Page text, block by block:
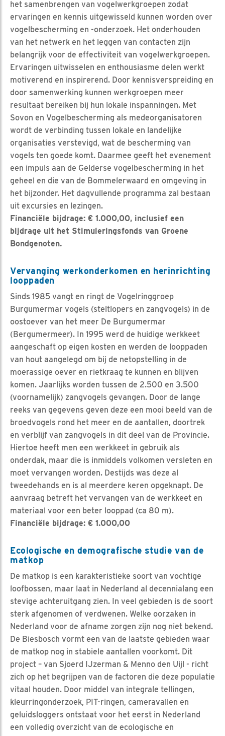
het samenbrengen van vogelwerkgroepen zodat
ervaringen en kennis uitgewisseld kunnen worden over
vogelbescherming en -onderzoek. Het onderhouden
van het netwerk en het leggen van contacten zijn
belangrijk voor de effectiviteit van vogelwerkgroepen.
Ervaringen uitwisselen en enthousiasme delen werkt
motiverend en inspirerend. Door kennisverspreiding en
door samenwerking kunnen werkgroepen meer
resultaat bereiken bij hun lokale inspanningen. Met
Sovon en Vogelbescherming als medeorganisatoren
wordt de verbinding tussen lokale en landelijke
organisaties verstevigd, wat de bescherming van
vogels ten goede komt. Daarmee geeft het evenement
een impuls aan de Gelderse vogelbescherming in het
geheel en die van de Bommelerwaard en omgeving in
het bijzonder. Het dagvullende programma zal bestaan
uit excursies en lezingen.
Financiële bijdrage: € 1.000,00, inclusief een
bijdrage uit het Stimuleringsfonds van Groene
Bondgenoten.
Vervanging werkonderkomen en herinrichting
looppaden
Sinds 1985 vangt en ringt de Vogelringgroep
Burgumermar vogels (steltlopers en zangvogels) in de
oostoever van het meer De Burgumermar
(Bergumermeer). In 1995 werd de huidige werkkeet
aangeschaft op eigen kosten en werden de looppaden
van hout aangelegd om bij de netopstelling in de
moerassige oever en rietkraag te kunnen en blijven
komen. Jaarlijks worden tussen de 2.500 en 3.500
(voornamelijk) zangvogels gevangen. Door de lange
reeks van gegevens geven deze een mooi beeld van de
broedvogels rond het meer en de aantallen, doortrek
en verblijf van zangvogels in dit deel van de Provincie.
Hiertoe heeft men een werkkeet in gebruik als
onderdak, maar die is inmiddels volkomen versleten en
moet vervangen worden. Destijds was deze al
tweedehands en is al meerdere keren opgeknapt. De
aanvraag betreft het vervangen van de werkkeet en
materiaal voor een beter looppad (ca 80 m).
Financiële bijdrage: € 1.000,00
Ecologische en demografische studie van de
matkop
De matkop is een karakteristieke soort van vochtige
loofbossen, maar laat in Nederland al decennialang een
stevige achteruitgang zien. In veel gebieden is de soort
sterk afgenomen of verdwenen. Welke oorzaken in
Nederland voor de afname zorgen zijn nog niet bekend.
De Biesbosch vormt een van de laatste gebieden waar
de matkop nog in stabiele aantallen voorkomt. Dit
project – van Sjoerd IJzerman & Menno den Uijl - richt
zich op het begrijpen van de factoren die deze populatie
vitaal houden. Door middel van integrale tellingen,
kleurringonderzoek, PIT-ringen, cameravallen en
geluidsloggers ontstaat voor het eerst in Nederland
een volledig overzicht van de ecologische en